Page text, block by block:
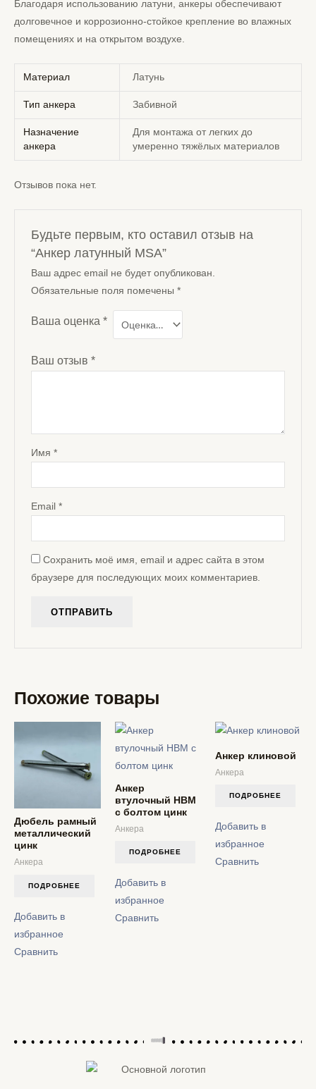
Благодаря использованию латуни, анкеры обеспечивают
долговечное и коррозионно-стойкое крепление во влажных
помещениях и на открытом воздухе.
Материал Латунь
Тип анкера Забивной
Назначение
анкера
Для монтажа от легких до
умеренно тяжёлых материалов
Отзывов пока нет.
Будьте первым, кто оставил отзыв на
“Анкер латунный MSA”
Ваш адрес email не будет опубликован.
Обязательные поля помечены *
Ваша оценка *
Ваш отзыв *
Имя *
Email *
Сохранить моё имя, email и адрес сайта в этом
браузере для последующих моих комментариев.
Похожие товары
Дюбель рамный
металлический
цинк
Анкера
ПОДРОБНЕЕ
Добавить в
избранное
Сравнить
Анкер
втулочный HBM
с болтом цинк
Анкера
ПОДРОБНЕЕ
Добавить в
избранное
Сравнить
Анкер клиновой
Анкера
ПОДРОБНЕЕ
Добавить в
избранное
Сравнить